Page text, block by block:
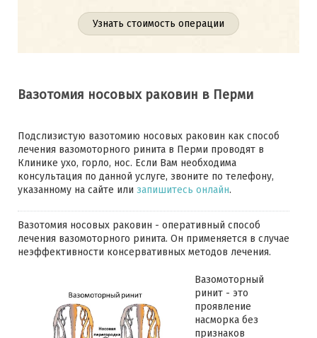
Узнать стоимость операции
Вазотомия носовых раковин в Перми
Подслизистую вазотомию носовых раковин как способ
лечения вазомоторного ринита в Перми проводят в
Клинике ухо, горло, нос. Если Вам необходима
консультация по данной услуге, звоните по телефону,
указанному на сайте или запишитесь онлайн.
Вазотомия носовых раковин - оперативный способ
лечения вазомоторного ринита. Он применяется в случае
неэффективности консервативных методов лечения.
Вазомоторный
ринит - это
проявление
насморка без
признаков